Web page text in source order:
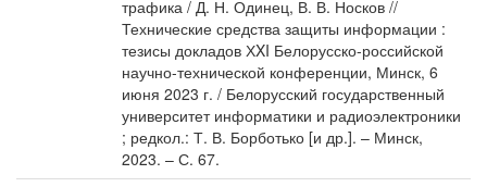
трафика / Д. Н. Одинец, В. В. Носков //
Технические средства защиты информации :
тезисы докладов ХXI Белорусско-российской
научно-технической конференции, Минск, 6
июня 2023 г. / Белорусский государственный
университет информатики и радиоэлектроники
; редкол.: Т. В. Борботько [и др.]. – Минск,
2023. – С. 67.